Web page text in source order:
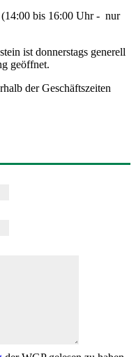
bis 16:00 Uhr - nur
ist donnerstags generell
geöffnet.
der Geschäftszeiten